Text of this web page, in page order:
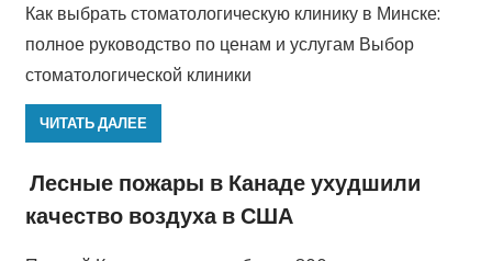
Как выбрать стоматологическую клинику в Минске:
полное руководство по ценам и услугам Выбор
стоматологической клиники
ЧИТАТЬ ДАЛЕЕ
Лесные пожары в Канаде ухудшили
качество воздуха в США